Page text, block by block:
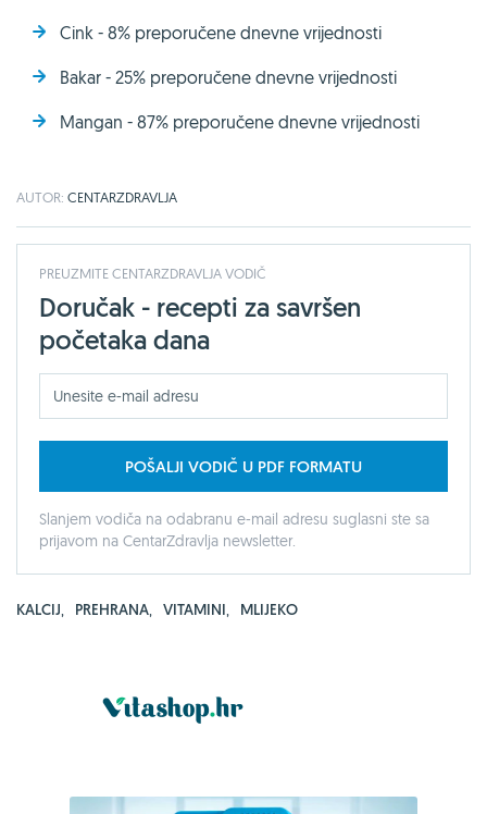
Cink - 8% preporučene dnevne vrijednosti
Bakar - 25% preporučene dnevne vrijednosti
Mangan - 87% preporučene dnevne vrijednosti
AUTOR: CENTARZDRAVLJA
PREUZMITE CENTARZDRAVLJA VODIČ
Doručak - recepti za savršen
početaka dana
POŠALJI VODIČ U PDF FORMATU
Slanjem vodiča na odabranu e-mail adresu suglasni ste sa
prijavom na CentarZdravlja newsletter.
KALCIJ, PREHRANA, VITAMINI, MLIJEKO